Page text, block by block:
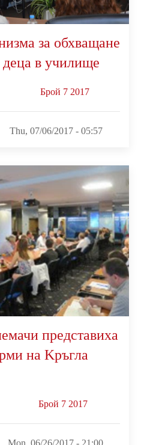
за обхващане
в училище
Брой 7 2017
Thu, 07/06/2017 - 05:57
представиха
на Kръгла
Брой 7 2017